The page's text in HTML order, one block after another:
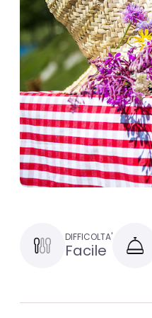
DIFFICOLTA'
Facile